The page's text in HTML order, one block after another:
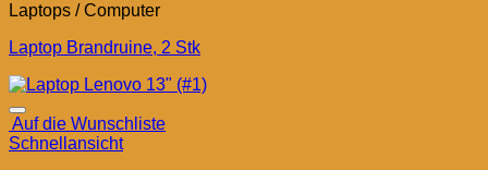
Laptops / Computer
Laptop Brandruine, 2 Stk
Auf die Wunschliste
Schnellansicht